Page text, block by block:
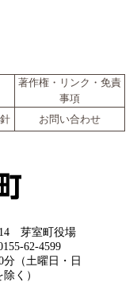
著作権・リンク・免責
事項
お問い合わせ
14 芽室町役場
62-4599
分（土曜日・日
く）